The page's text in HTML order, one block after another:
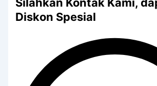
Diskon Spesial